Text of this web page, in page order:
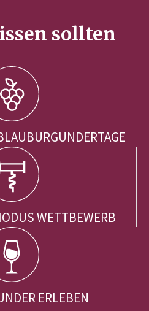
sollten
WETTBEWERB
ERLEBEN